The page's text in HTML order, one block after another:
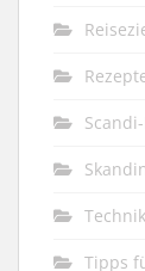
Technik
Tipps